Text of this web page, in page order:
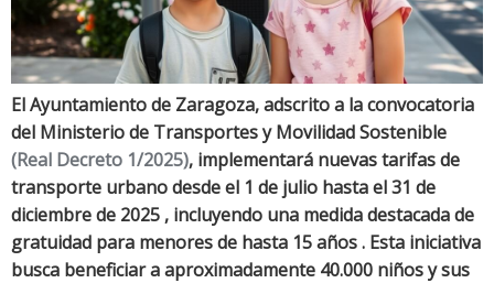
El Ayuntamiento de Zaragoza, adscrito a la convocatoria
del Ministerio de Transportes y Movilidad Sostenible
(Real Decreto 1/2025), implementará nuevas tarifas de
transporte urbano desde el 1 de julio hasta el 31 de
diciembre de 2025 , incluyendo una medida destacada de
gratuidad para menores de hasta 15 años . Esta iniciativa
busca beneficiar a aproximadamente 40.000 niños y sus